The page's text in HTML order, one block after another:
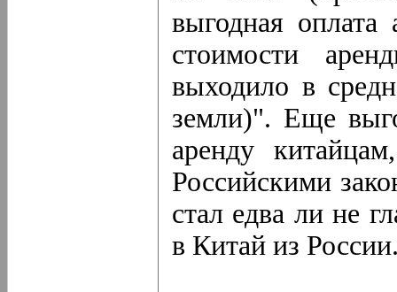
выгодная
стоимости
выходило в
земли)". Еще
аренду
Российскими
стал едва ли не
в Китай из